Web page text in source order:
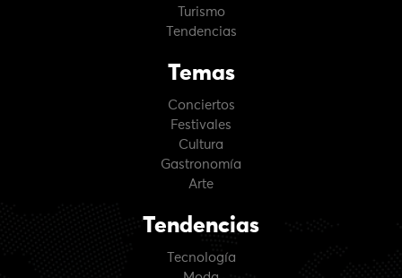
Turismo
Tendencias
Temas
Conciertos
Festivales
Cultura
Gastronomía
Arte
Tendencias
Tecnología